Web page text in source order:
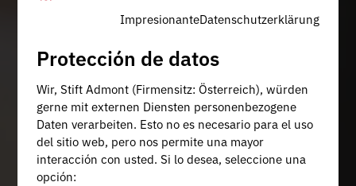
ImpresionanteDatenschutzerklärung
Protección de datos
Wir, Stift Admont (Firmensitz: Österreich), würden
gerne mit externen Diensten personenbezogene
Daten verarbeiten. Esto no es necesario para el uso
del sitio web, pero nos permite una mayor
interacción con usted. Si lo desea, seleccione una
opción: